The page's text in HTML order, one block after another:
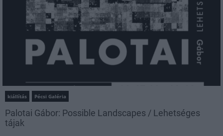
kiállítás Pécsi Galéria
Palotai Gábor: Possible Landscapes / Lehetséges
tájak